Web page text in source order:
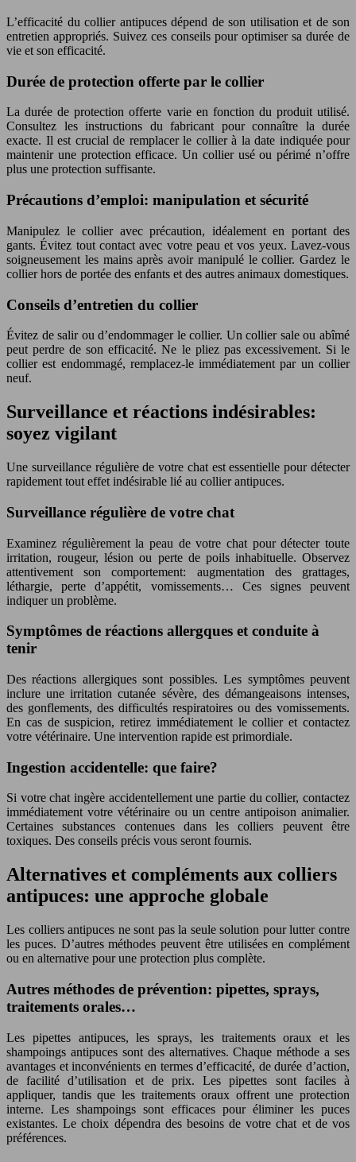
L’efficacité du collier antipuces dépend de son utilisation et de son
entretien appropriés. Suivez ces conseils pour optimiser sa durée de
vie et son efficacité.
Durée de protection offerte par le collier
La durée de protection offerte varie en fonction du produit utilisé.
Consultez les instructions du fabricant pour connaître la durée
exacte. Il est crucial de remplacer le collier à la date indiquée pour
maintenir une protection efficace. Un collier usé ou périmé n’offre
plus une protection suffisante.
Précautions d’emploi: manipulation et sécurité
Manipulez le collier avec précaution, idéalement en portant des
gants. Évitez tout contact avec votre peau et vos yeux. Lavez-vous
soigneusement les mains après avoir manipulé le collier. Gardez le
collier hors de portée des enfants et des autres animaux domestiques.
Conseils d’entretien du collier
Évitez de salir ou d’endommager le collier. Un collier sale ou abîmé
peut perdre de son efficacité. Ne le pliez pas excessivement. Si le
collier est endommagé, remplacez-le immédiatement par un collier
neuf.
Surveillance et réactions indésirables:
soyez vigilant
Une surveillance régulière de votre chat est essentielle pour détecter
rapidement tout effet indésirable lié au collier antipuces.
Surveillance régulière de votre chat
Examinez régulièrement la peau de votre chat pour détecter toute
irritation, rougeur, lésion ou perte de poils inhabituelle. Observez
attentivement son comportement: augmentation des grattages,
léthargie, perte d’appétit, vomissements… Ces signes peuvent
indiquer un problème.
Symptômes de réactions allergques et conduite à
tenir
Des réactions allergiques sont possibles. Les symptômes peuvent
inclure une irritation cutanée sévère, des démangeaisons intenses,
des gonflements, des difficultés respiratoires ou des vomissements.
En cas de suspicion, retirez immédiatement le collier et contactez
votre vétérinaire. Une intervention rapide est primordiale.
Ingestion accidentelle: que faire?
Si votre chat ingère accidentellement une partie du collier, contactez
immédiatement votre vétérinaire ou un centre antipoison animalier.
Certaines substances contenues dans les colliers peuvent être
toxiques. Des conseils précis vous seront fournis.
Alternatives et compléments aux colliers
antipuces: une approche globale
Les colliers antipuces ne sont pas la seule solution pour lutter contre
les puces. D’autres méthodes peuvent être utilisées en complément
ou en alternative pour une protection plus complète.
Autres méthodes de prévention: pipettes, sprays,
traitements orales…
Les pipettes antipuces, les sprays, les traitements oraux et les
shampoings antipuces sont des alternatives. Chaque méthode a ses
avantages et inconvénients en termes d’efficacité, de durée d’action,
de facilité d’utilisation et de prix. Les pipettes sont faciles à
appliquer, tandis que les traitements oraux offrent une protection
interne. Les shampoings sont efficaces pour éliminer les puces
existantes. Le choix dépendra des besoins de votre chat et de vos
préférences.